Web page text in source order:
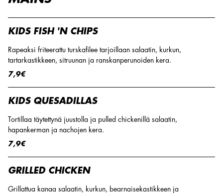
KIDS FISH 'N CHIPS
Rapeaksi friteerattu turskafilee tarjoillaan salaatin, kurkun,
tartarkastikkeen, sitruunan ja ranskanperunoiden kera.
7,9€
KIDS QUESADILLAS
Tortillaa täytettynä juustolla ja pulled chickenillä salaatin,
hapankerman ja nachojen kera.
7,9€
GRILLED CHICKEN
Grillattua kanaa salaatin, kurkun, bearnaisekastikkeen ja